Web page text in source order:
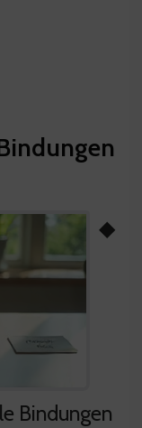
◆
Bindungen